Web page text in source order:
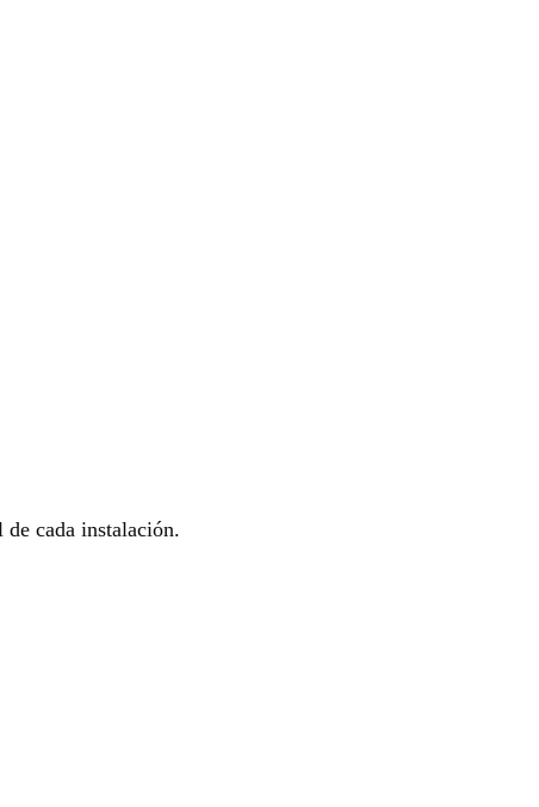
de cada instalación.